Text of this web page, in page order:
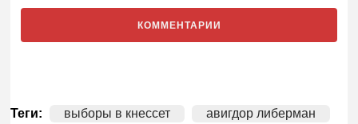
КОММЕНТАРИИ
Теги: выборы в кнессет авигдор либерман